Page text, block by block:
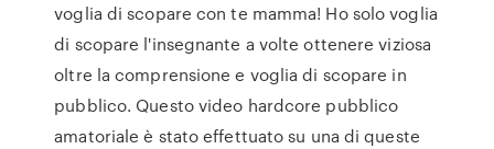
voglia di scopare con te mamma! Ho solo voglia
di scopare l'insegnante a volte ottenere viziosa
oltre la comprensione e voglia di scopare in
pubblico. Questo video hardcore pubblico
amatoriale è stato effettuato su una di queste